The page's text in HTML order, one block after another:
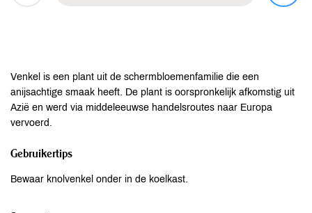
Venkel is een plant uit de schermbloemenfamilie die een
anijsachtige smaak heeft. De plant is oorspronkelijk afkomstig uit
Azië en werd via middeleeuwse handelsroutes naar Europa
vervoerd.
Gebruikertips
Bewaar knolvenkel onder in de koelkast.